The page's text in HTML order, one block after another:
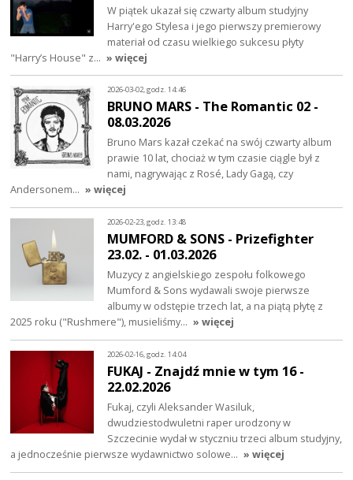
W piątek ukazał się czwarty album studyjny
Harry'ego Stylesa i jego pierwszy premierowy
materiał od czasu wielkiego sukcesu płyty
"Harry’s House" z… » więcej
2026-03-02, godz. 14:46
BRUNO MARS - The Romantic 02 -
08.03.2026
Bruno Mars kazał czekać na swój czwarty album
prawie 10 lat, chociaż w tym czasie ciągle był z
nami, nagrywając z Rosé, Lady Gagą, czy
Andersonem… » więcej
2026-02-23, godz. 13:48
MUMFORD & SONS - Prizefighter
23.02. - 01.03.2026
Muzycy z angielskiego zespołu folkowego
Mumford & Sons wydawali swoje pierwsze
albumy w odstępie trzech lat, a na piątą płytę z
2025 roku ("Rushmere"), musieliśmy… » więcej
2026-02-16, godz. 14:04
FUKAJ - Znajdź mnie w tym 16 -
22.02.2026
Fukaj, czyli Aleksander Wasiluk,
dwudziestodwuletni raper urodzony w
Szczecinie wydał w styczniu trzeci album studyjny,
a jednocześnie pierwsze wydawnictwo solowe… » więcej